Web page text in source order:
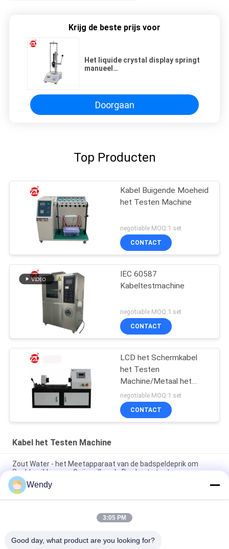
Krijg de beste prijs voor
Het liquide crystal display springt
manueel
Doorgaan
Top Producten
Kabel Buigende Moeheid
het Testen Machine
negotiable MOQ:1 set
CONTACT
IEC 60587
Kabeltestmachine
negotiable MOQ:1 set
CONTACT
LCD het Schermkabel
het Testen
Machine/Metaal het
Meetapparaat van de
Draadtorsie het
Unidirectionele en
negotiable MOQ:1 set
CONTACT
Kabel het Testen Machine
Zout Water - het Meetapparaat van de badspeldeprik om
Speldeprikken van Geëmailleerde Draden te testen
ASTM D149 IEC 60243 Spanningsdoorbraak Tester Machine
Isolatiemateriaal Doorbraakspanning Testapparatuur
IEC 60068-2 ISO 5344 Sinusvormige Vibratietestmachine Prijs
Wendy
3:05 PM
Good day, what product are you looking for?